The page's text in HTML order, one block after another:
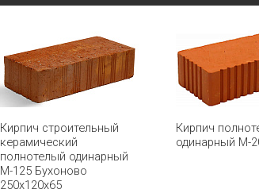
Кирпич строительный
керамический
полнотелый одинарный
М-125 Бухоново
250х120х65
Кирпич
одинарный М-